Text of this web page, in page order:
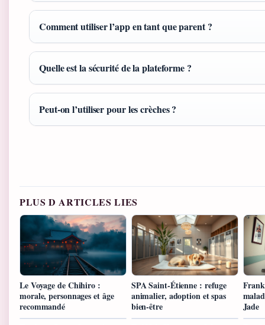
Comment utiliser l’app en tant que parent ?
Quelle est la sécurité de la plateforme ?
Peut-on l’utiliser pour les crèches ?
PLUS D ARTICLES LIES
Le Voyage de Chihiro :
morale, personnages et âge
recommandé
SPA Saint-Étienne : refuge
animalier, adoption et spas
bien-être
Jade